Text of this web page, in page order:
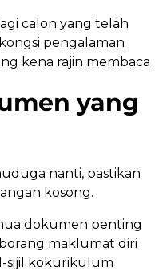
calon yang telah
pengalaman
kena rajin membaca
yang
nanti, pastikan
kosong.
dokumen penting
maklumat diri
sijil kokurikulum